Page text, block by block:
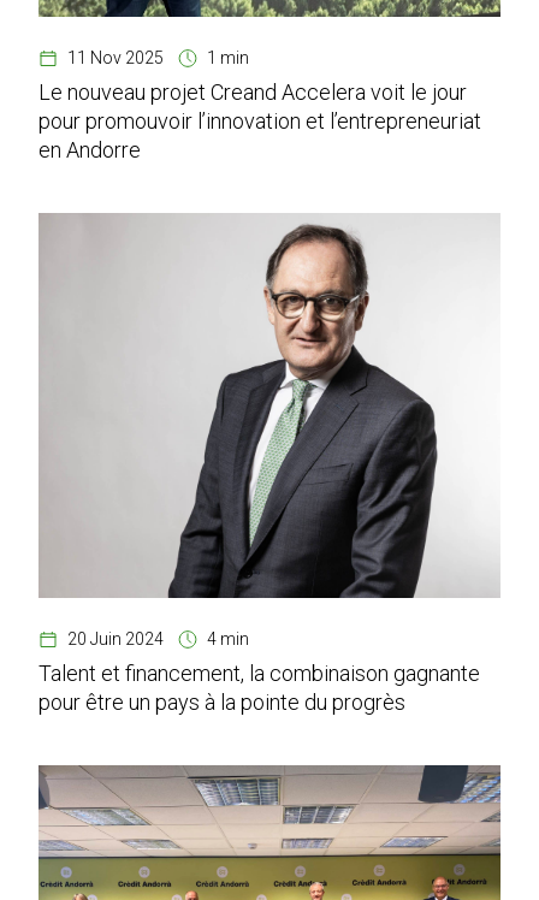
11 Nov 2025 1 min
Le nouveau projet Creand Accelera voit le jour
pour promouvoir l’innovation et l’entrepreneuriat
en Andorre
20 Juin 2024 4 min
Talent et financement, la combinaison gagnante
pour être un pays à la pointe du progrès